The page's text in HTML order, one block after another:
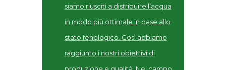
siamo riusciti a distribuire l’acqua
in modo più ottimale in base allo
stato fenologico. Così abbiamo
raggiunto i nostri obiettivi di
produzione e qualità. Nel campo